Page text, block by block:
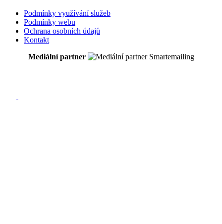
Podmínky využívání služeb
Podmínky webu
Ochrana osobních údajů
Kontakt
Mediální partner